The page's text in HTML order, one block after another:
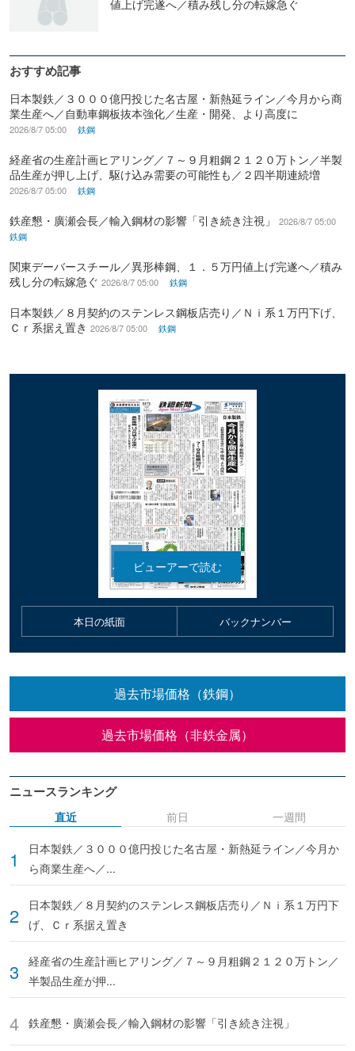
値上げ完遂へ／積み残し分の転嫁急ぐ
おすすめ記事
日本製鉄／３０００億円投じた名古屋・新熱延ライン／今月から商
業生産へ／自動車鋼板抜本強化／生産・開発、より高度に
2026/8/7 05:00 鉄鋼
経産省の生産計画ヒアリング／７～９月粗鋼２１２０万トン／半製
品生産が押し上げ、駆け込み需要の可能性も／２四半期連続増
2026/8/7 05:00 鉄鋼
鉄産懇・廣瀬会長／輸入鋼材の影響「引き続き注視」
2026/8/7 05:00
鉄鋼
関東デーバースチール／異形棒鋼、１．５万円値上げ完遂へ／積み
残し分の転嫁急ぐ 2026/8/7 05:00 鉄鋼
日本製鉄／８月契約のステンレス鋼板店売り／Ｎｉ系１万円下げ、
Ｃｒ系据え置き 2026/8/7 05:00 鉄鋼
本日の紙面 バックナンバー
過去市場価格（鉄鋼）
過去市場価格（非鉄金属）
ニュースランキング
直近
日本製鉄／３０００億円投じた名古屋・新熱延ライン／今月か
ら商業生産へ／...
日本製鉄／８月契約のステンレス鋼板店売り／Ｎｉ系１万円下
げ、Ｃｒ系据え置き
経産省の生産計画ヒアリング／７～９月粗鋼２１２０万トン／
半製品生産が押...
鉄産懇・廣瀬会長／輸入鋼材の影響「引き続き注視」
前日 一週間